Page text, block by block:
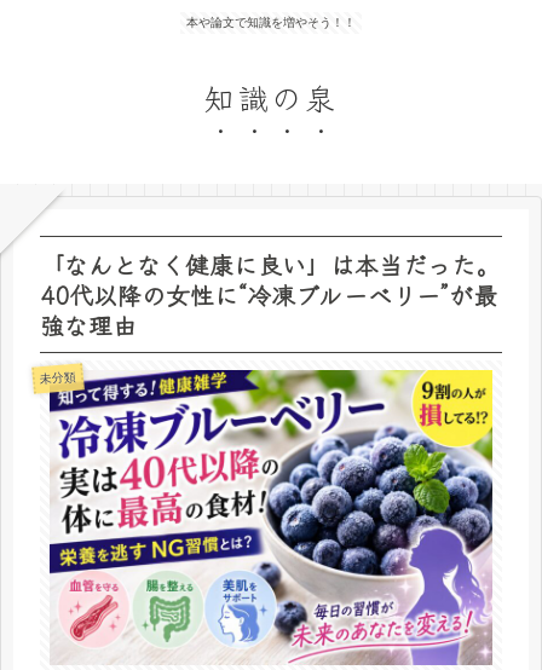
本や論文で知識を増やそう！！
知識の泉
「なんとなく健康に良い」は本当だった。
40代以降の女性に“冷凍ブルーベリー”が最
強な理由
未分類